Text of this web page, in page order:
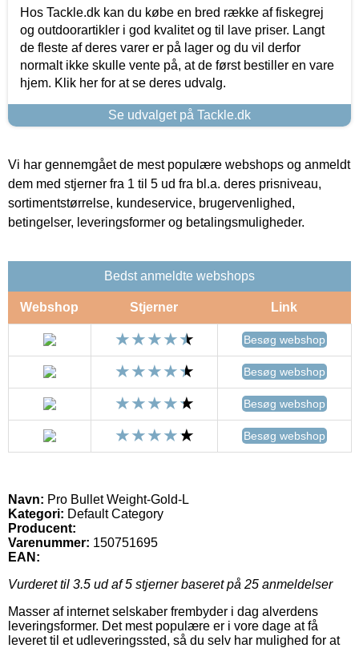
Hos Tackle.dk kan du købe en bred række af fiskegrej
og outdoorartikler i god kvalitet og til lave priser. Langt
de fleste af deres varer er på lager og du vil derfor
normalt ikke skulle vente på, at de først bestiller en vare
hjem. Klik her for at se deres udvalg.
Se udvalget på Tackle.dk
Vi har gennemgået de mest populære webshops og anmeldt
dem med stjerner fra 1 til 5 ud fra bl.a. deres prisniveau,
sortimentstørrelse, kundeservice, brugervenlighed,
betingelser, leveringsformer og betalingsmuligheder.
Bedst anmeldte webshops
Webshop Stjerner Link
Besøg webshop
Besøg webshop
Besøg webshop
Besøg webshop
Navn: Pro Bullet Weight-Gold-L
Kategori: Default Category
Producent:
Varenummer: 150751695
EAN:
Vurderet til 3.5 ud af 5 stjerner baseret på 25 anmeldelser
Masser af internet selskaber frembyder i dag alverdens
leveringsformer. Det mest populære er i vore dage at få
leveret til et udleveringssted, så du selv har mulighed for at